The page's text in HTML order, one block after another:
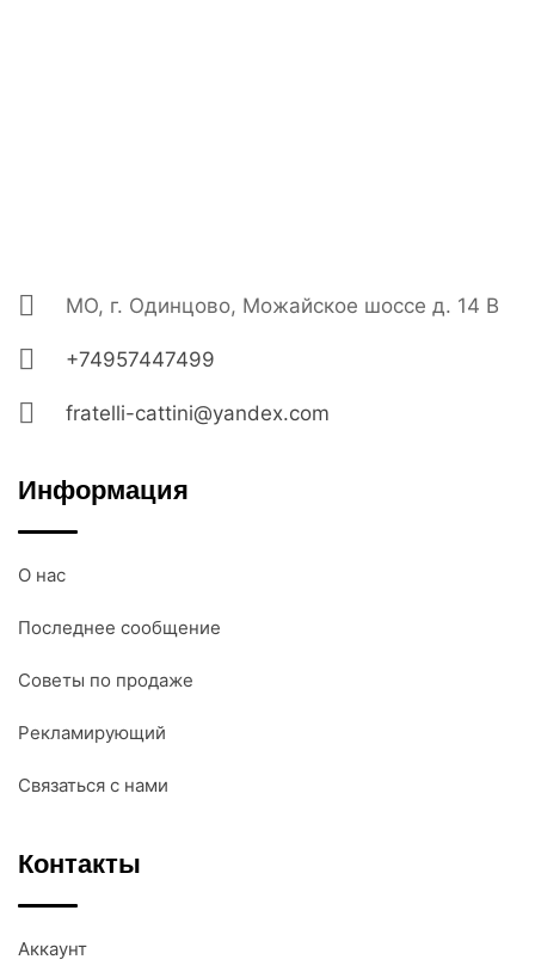
МО, г. Одинцово, Можайское шоссе д. 14 В
+74957447499
fratelli-cattini@yandex.com
Информация
О нас
Последнее сообщение
Советы по продаже
Рекламирующий
Связаться с нами
Контакты
Аккаунт